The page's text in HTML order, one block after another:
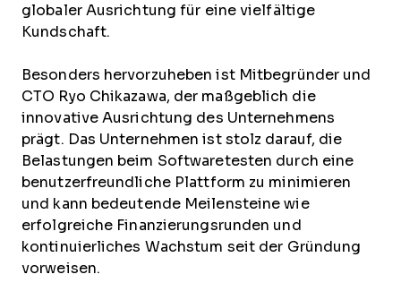
globaler Ausrichtung für eine vielfältige
Kundschaft.
Besonders hervorzuheben ist Mitbegründer und
CTO Ryo Chikazawa, der maßgeblich die
innovative Ausrichtung des Unternehmens
prägt. Das Unternehmen ist stolz darauf, die
Belastungen beim Softwaretesten durch eine
benutzerfreundliche Plattform zu minimieren
und kann bedeutende Meilensteine wie
erfolgreiche Finanzierungsrunden und
kontinuierliches Wachstum seit der Gründung
vorweisen.